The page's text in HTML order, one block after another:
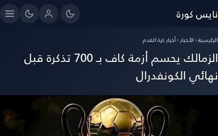
نايس كورة
الرئيسية›الأخبار›أخبار كرة القدم
الزمالك يحسم أزمة كاف بـ 700 تذكرة قبل
نهائي الكونفدرال